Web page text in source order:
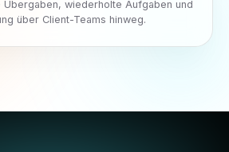
operativen Druck zu erzeugen.